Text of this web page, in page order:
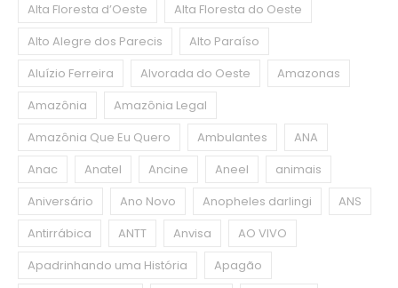
Alta Floresta d’Oeste
Alta Floresta do Oeste
Alto Alegre dos Parecis
Alto Paraíso
Aluízio Ferreira
Alvorada do Oeste
Amazonas
Amazônia
Amazônia Legal
Amazônia Que Eu Quero
Ambulantes
ANA
Anac
Anatel Ancine Aneel
animais
Aniversário
Ano Novo Anopheles darlingi
ANS
Antirrábica
ANTT Anvisa
AO VIVO
Apadrinhando uma História
Apagão